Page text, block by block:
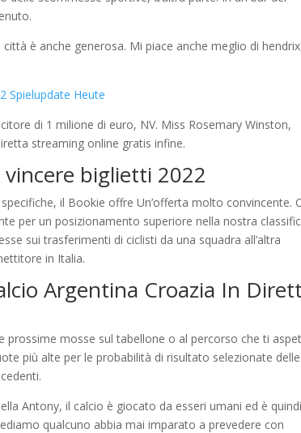
è anche generosa. Mi piace anche meglio di
Spielupdate Heute
di 1 milione di euro, NV. Miss Rosemary Winston,
streaming online gratis infine.
biglietti 2022
il Bookie offre Un’offerta molto convincente.
per un posizionamento superiore nella nostra
sui trasferimenti di ciclisti da una squadra all’altra
in Italia.
Argentina Croazia In
mosse sul tabellone o al percorso che ti
più alte per le probabilità di risultato selezionate delle
Antony, il calcio è giocato da esseri umani ed è quindi
qualcuno abbia mai imparato a prevedere con